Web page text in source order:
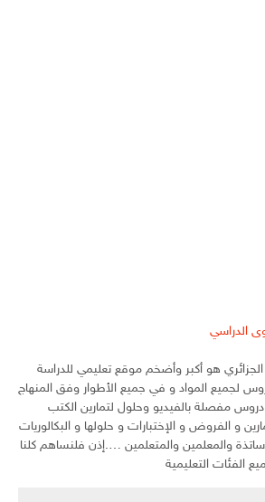
الجزائري هو أكبر وأضخم موقع تعليمي للدراسة
لجميع المواد و في جميع الأطوار وفق المنهاج
مفصلة بالفيديو وحلول لتمارين الكتب
و الفروض و الإختبارات و حلولها و البكالوريات
والمعلمين والمتعلمين ….إذن فلنساهم كلنا
الفئات التعليمية